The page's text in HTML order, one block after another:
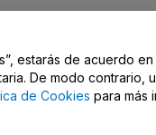
ni tus opciones de
estarás de acuerdo
De modo contrario,
de Cookies para más